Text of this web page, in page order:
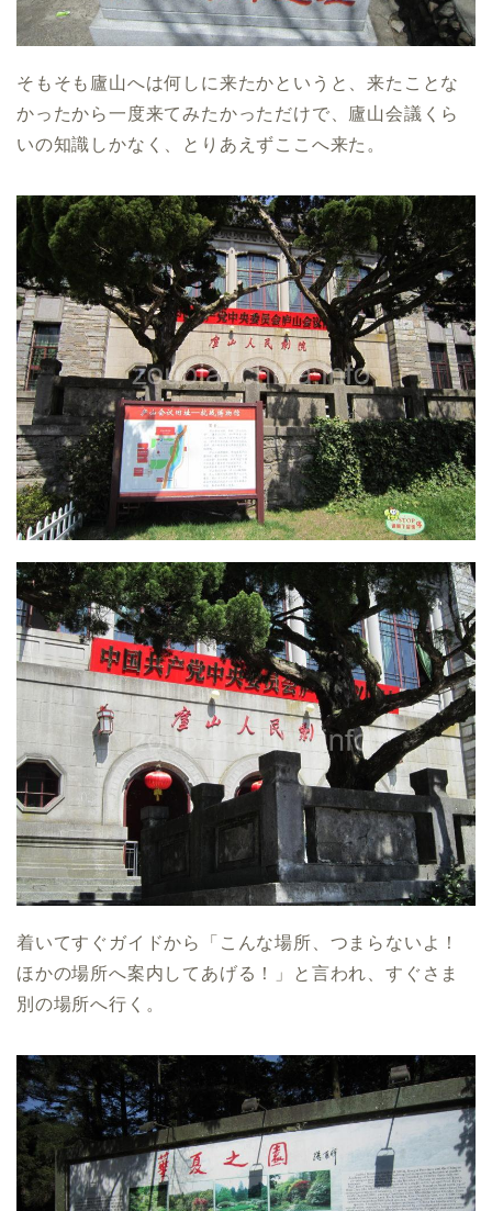
そもそも廬山へは何しに来たかというと、来たことな
かったから一度来てみたかっただけで、廬山会議くら
いの知識しかなく、とりあえずここへ来た。
着いてすぐガイドから「こんな場所、つまらないよ！
ほかの場所へ案内してあげる！」と言われ、すぐさま
別の場所へ行く。